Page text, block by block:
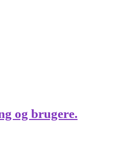
og brugere.